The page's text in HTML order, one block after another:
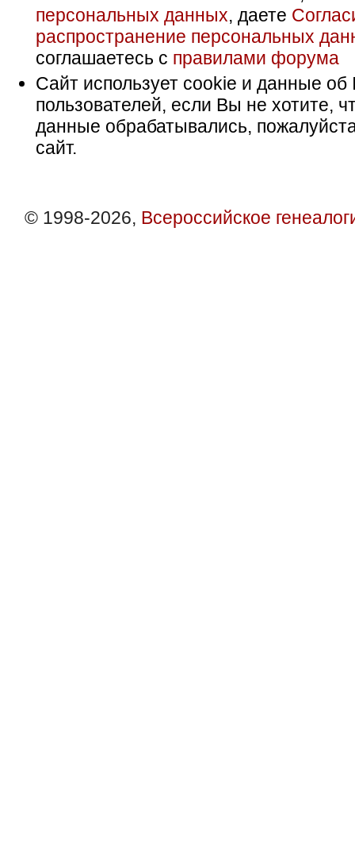
персональных данных, даете
распространение персональных
соглашаетесь с правилами форума
Сайт использует cookie и данные об
пользователей, если Вы не хотите,
данные обрабатывались,
сайт.
© 1998-2026, Всероссийское